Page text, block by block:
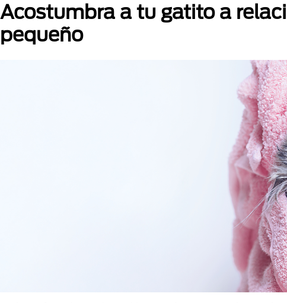
Acostumbra a tu gatito a
pequeño